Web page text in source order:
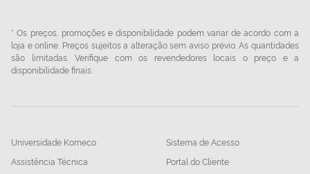
* Os preços, promoções e disponibilidade podem variar de acordo com a
loja e online. Preços sujeitos a alteração sem aviso prévio. As quantidades
são limitadas. Verifique com os revendedores locais o preço e a
disponibilidade finais.
Universidade Komeco
Assistência Técnica
Sistema de Acesso
Portal do Cliente